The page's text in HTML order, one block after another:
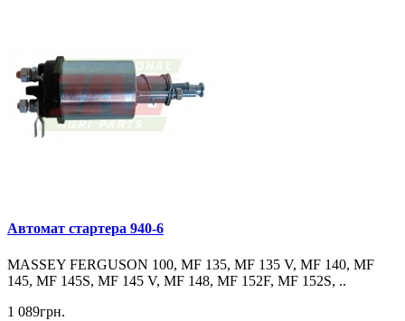
Автомат стартерa 940-6
MASSEY FERGUSON 100, MF 135, MF 135 V, MF 140, MF
145, MF 145S, MF 145 V, MF 148, MF 152F, MF 152S, ..
1 089грн.